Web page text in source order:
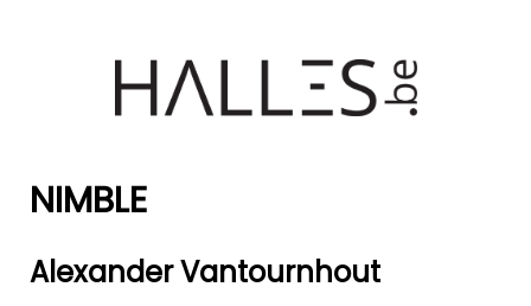
NIMBLE
Alexander Vantournhout